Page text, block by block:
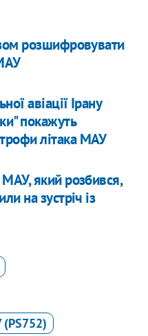
розшифровувати
авіації Ірану
покажуть
літака МАУ
МАУ, який розбився,
на зустріч із